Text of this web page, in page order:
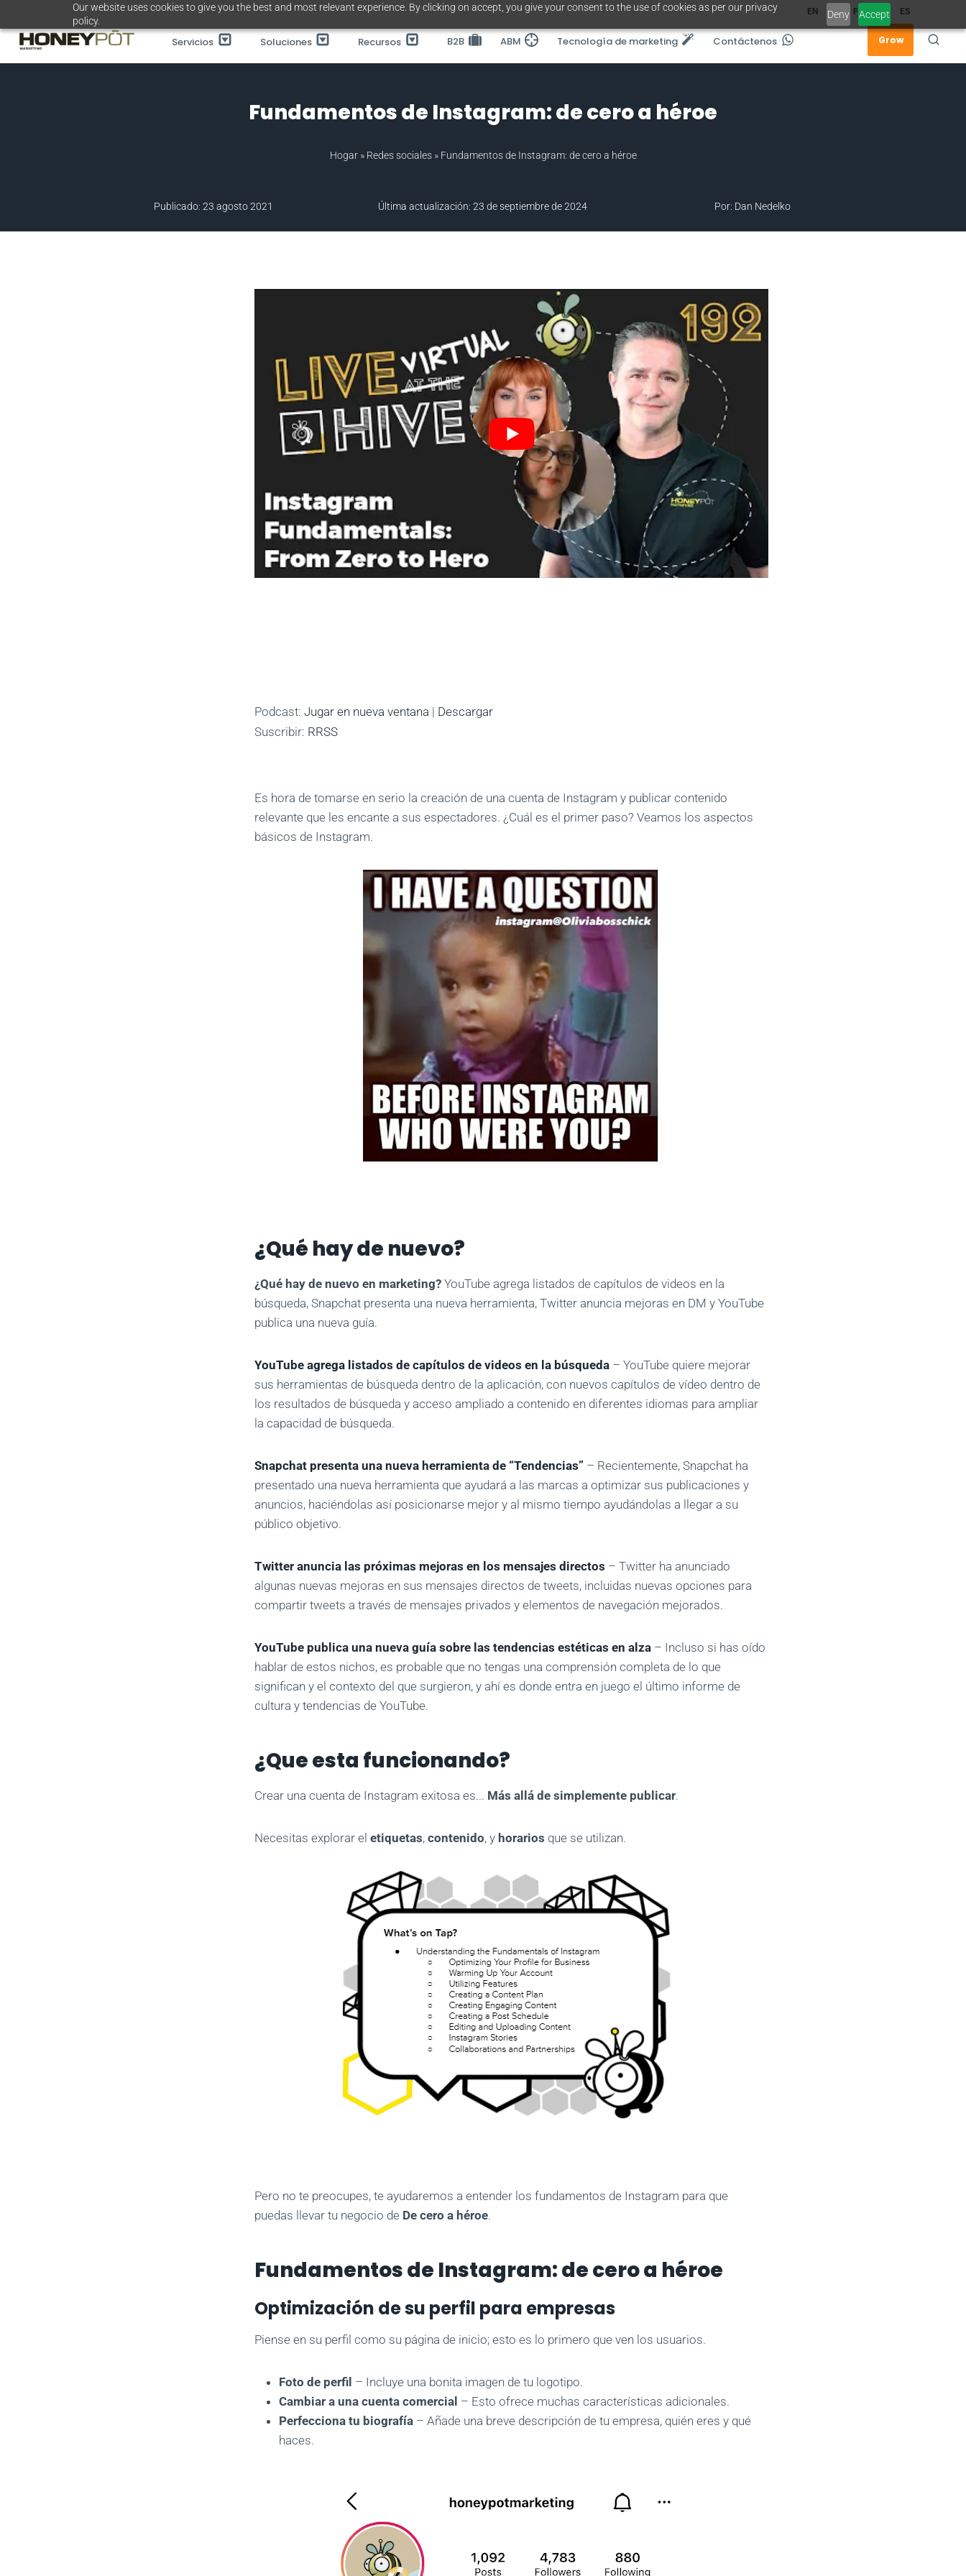
Our website uses cookies to give you the best and most relevant experience. By clicking on accept, you give your consent to the use of cookies as per our privacy
policy.
Deny Accept
al
contenido
EN FR ES
Servicios Soluciones Recursos B2B ABM Tecnología de marketing Contáctenos Grow
Fundamentos de Instagram: de cero a héroe
Hogar » Redes sociales »Fundamentos de Instagram: de cero a héroe
Publicado: 23 agosto 2021 Última actualización: 23 de septiembre de 2024 Por: Dan Nedelko
Podcast:Jugar en nueva ventana | Descargar
Suscribir: RRSS
Es hora de tomarse en serio la creación de una cuenta de Instagram y publicar contenido
relevante que les encante a sus espectadores. ¿Cuál es el primer paso? Veamos los aspectos
básicos de Instagram.
¿Qué hay de nuevo?
¿Qué hay de nuevo en marketing? YouTube agrega listados de capítulos de videos en la
búsqueda, Snapchat presenta una nueva herramienta, Twitter anuncia mejoras en DM y YouTube
publica una nueva guía.
YouTube agrega listados de capítulos de videos en la búsqueda – YouTube quiere mejorar
sus herramientas de búsqueda dentro de la aplicación, con nuevos capítulos de vídeo dentro de
los resultados de búsqueda y acceso ampliado a contenido en diferentes idiomas para ampliar
la capacidad de búsqueda.
Snapchat presenta una nueva herramienta de “Tendencias” – Recientemente, Snapchat ha
presentado una nueva herramienta que ayudará a las marcas a optimizar sus publicaciones y
anuncios, haciéndolas así posicionarse mejor y al mismo tiempo ayudándolas a llegar a su
público objetivo.
Twitter anuncia las próximas mejoras en los mensajes directos – Twitter ha anunciado
algunas nuevas mejoras en sus mensajes directos de tweets, incluidas nuevas opciones para
compartir tweets a través de mensajes privados y elementos de navegación mejorados.
YouTube publica una nueva guía sobre las tendencias estéticas en alza – Incluso si has oído
hablar de estos nichos, es probable que no tengas una comprensión completa de lo que
significan y el contexto del que surgieron, y ahí es donde entra en juego el último informe de
cultura y tendencias de YouTube.
¿Que esta funcionando?
Crear una cuenta de Instagram exitosa es... Más allá de simplemente publicar.
Necesitas explorar eletiquetas,contenido, yhorarios que se utilizan.
Pero no te preocupes, te ayudaremos a entender los fundamentos de Instagram para que
puedas llevar tu negocio de De cero a héroe.
Fundamentos de Instagram: de cero a héroe
Optimización de su perfil para empresas
Piense en su perfil como su página de inicio; esto es lo primero que ven los usuarios.
Foto de perfil – Incluye una bonita imagen de tu logotipo.
Cambiar a una cuenta comercial – Esto ofrece muchas características adicionales.
Perfecciona tu biografía – Añade una breve descripción de tu empresa, quién eres y qué
haces.